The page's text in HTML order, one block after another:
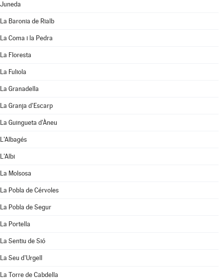
Juneda
La Baronia de Rialb
La Coma i la Pedra
La Floresta
La Fuliola
La Granadella
La Granja d'Escarp
La Guingueta d'Àneu
L'Albagés
L'Albi
La Molsosa
La Pobla de Cérvoles
La Pobla de Segur
La Portella
La Sentiu de Sió
La Seu d'Urgell
La Torre de Cabdella